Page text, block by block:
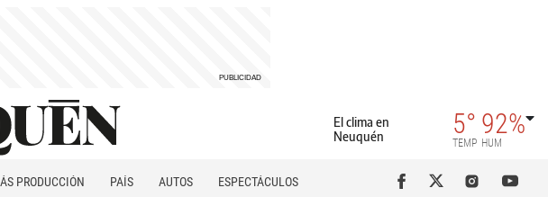
El clima en
Neuquén
5°
TEMP
92%
HUM
PRODUCCIÓN PAÍS AUTOS
ESPECTÁCULOS